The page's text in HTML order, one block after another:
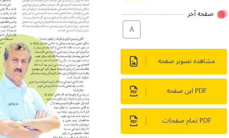
صفحه آخر
۸
مشاهده تصویر صفحه
PDF این صفحه
PDF تمام صفحات